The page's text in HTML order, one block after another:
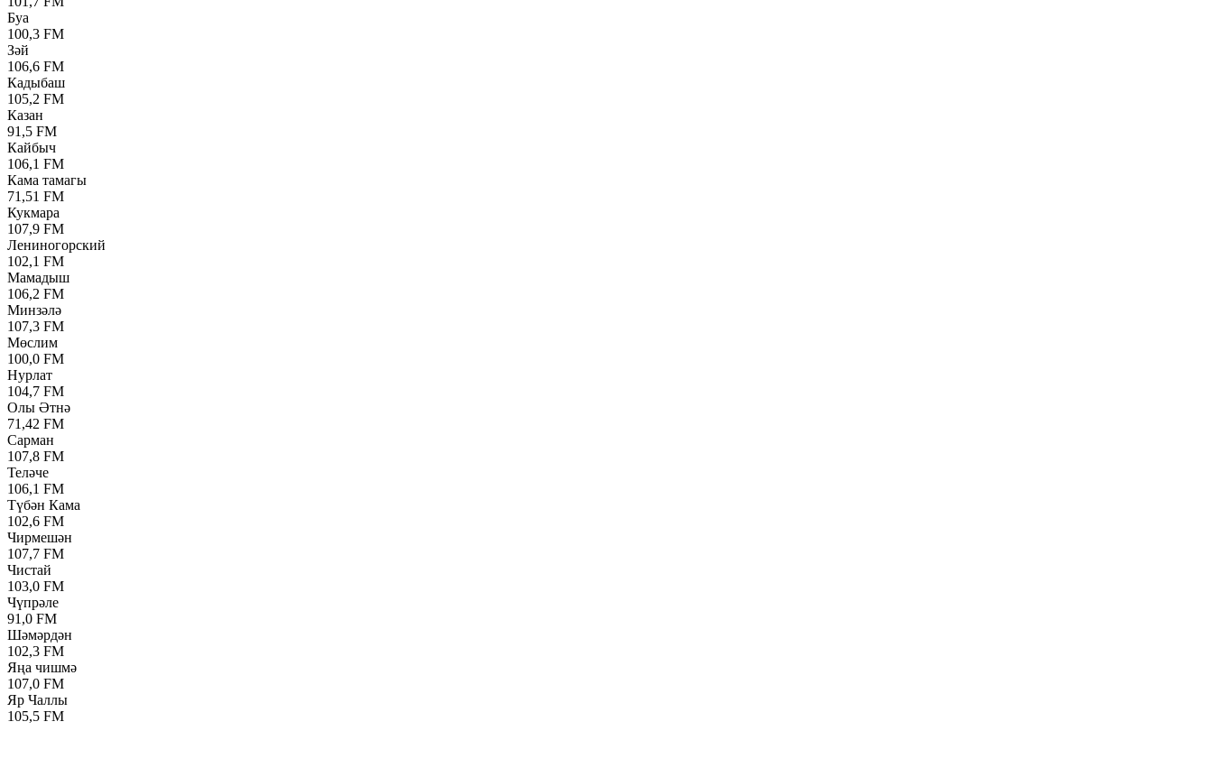
Буа
100,3 FM
Зәй
106,6 FM
Кадыбаш
105,2 FM
Казан
91,5 FM
Кайбыч
106,1 FM
Кама тамагы
71,51 FM
Кукмара
107,9 FM
Лениногорский
102,1 FM
Мамадыш
106,2 FM
Минзәлә
107,3 FM
Мөслим
100,0 FM
Нурлат
104,7 FM
Олы Әтнә
71,42 FM
Сарман
107,8 FM
Теләче
106,1 FM
Түбән Кама
102,6 FM
Чирмешән
107,7 FM
Чистай
103,0 FM
Чүпрәле
91,0 FM
Шәмәрдән
102,3 FM
Яңа чишмә
107,0 FM
Яр Чаллы
105,5 FM